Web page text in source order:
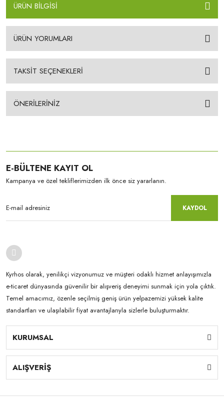
ÜRÜN BİLGİSİ
ÜRÜN YORUMLARI
TAKSİT SEÇENEKLERİ
ÖNERİLERİNİZ
E-BÜLTENE KAYIT OL
Kampanya ve özel tekliflerimizden ilk önce siz yararlanın.
KAYDOL
Kyrhos olarak, yenilikçi vizyonumuz ve müşteri odaklı hizmet anlayışımızla
e-ticaret dünyasında güvenilir bir alışveriş deneyimi sunmak için yola çıktık.
Temel amacımız, özenle seçilmiş geniş ürün yelpazemizi yüksek kalite
standartları ve ulaşılabilir fiyat avantajlarıyla sizlerle buluşturmaktır.
KURUMSAL
ALIŞVERİŞ